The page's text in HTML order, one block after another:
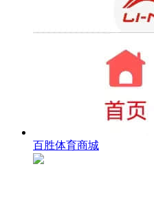
百胜体育商城